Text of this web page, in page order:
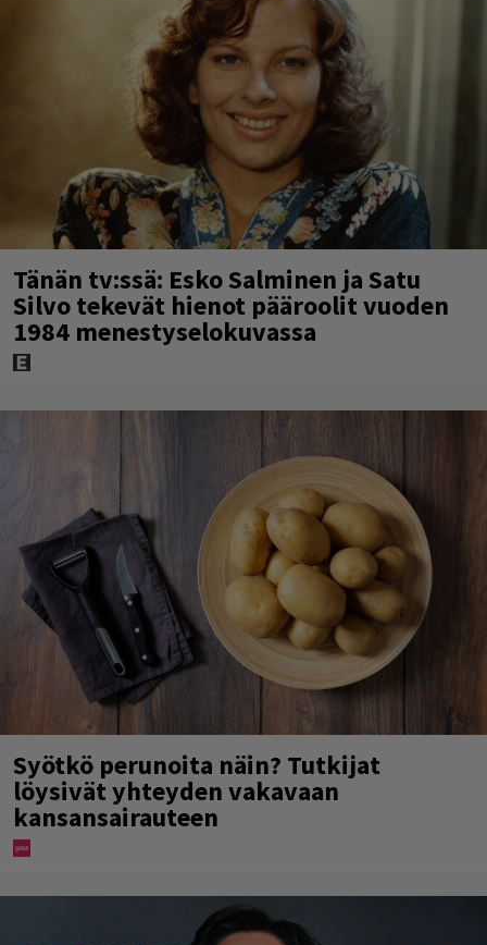
Tänän tv:ssä: Esko Salminen ja Satu
Silvo tekevät hienot pääroolit vuoden
1984 menestyselokuvassa
Syötkö perunoita näin? Tutkijat
löysivät yhteyden vakavaan
kansansairauteen